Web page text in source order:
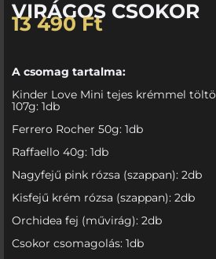
VIRÁGOS CSOKOR
13 490Ft
A csomag tartalma:
Kinder Love Mini tejes krémmel
107g: 1db
Ferrero Rocher 50g: 1db
Raffaello 40g: 1db
Nagyfejű pink rózsa (szappan): 2db
Kisfejű krém rózsa (szappan): 2db
Orchidea fej (művirág): 2db
Csokor csomagolás: 1db